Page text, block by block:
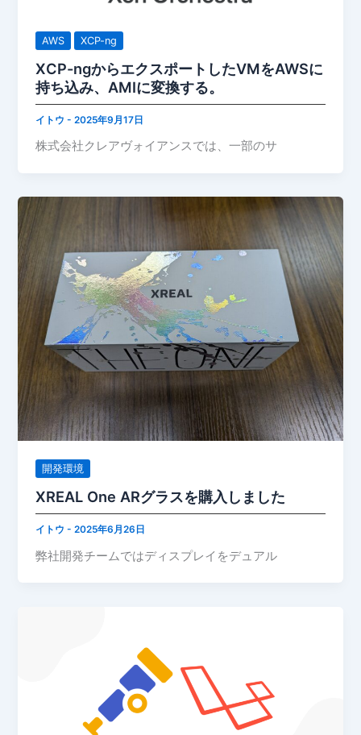
AWS XCP-ng
XCP-ngからエクスポートしたVMをAWSに
持ち込み、AMIに変換する。
イトウ-2025年9月17日
株式会社クレアヴォイアンスでは、一部のサ
開発環境
XREAL One ARグラスを購入しました
イトウ-2025年6月26日
弊社開発チームではディスプレイをデュアル